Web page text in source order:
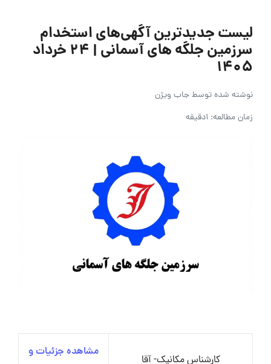
لیست جدیدترین آگهی‌های استخدام
سرزمین جلگه های آسمانی | ۲۴ خرداد
۱۴۰۵
نوشته شده توسطجاب ویژن
زمان مطالعه: 1دقیقه
کارشناس مکانیک- آقا
مشاهده جزئیات و